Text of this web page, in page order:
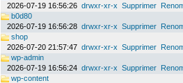
2026-07-19 16:56:26 drwxr-xr-x Supprimer
b0d80
2026-07-19 16:56:28 drwxr-xr-x Supprimer
shop
2026-07-20 21:57:47 drwxr-xr-x Supprimer
wp-admin
2026-07-19 16:56:24 drwxr-xr-x Supprimer
wp-content